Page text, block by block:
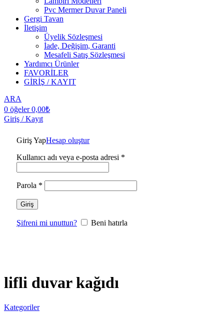
Pvc Mermer Duvar Paneli
Gergi Tavan
İletişim
Üyelik Sözleşmesi
İade, Değişim, Garanti
Mesafeli Satış Sözleşmesi
Yardımcı Ürünler
FAVORİLER
GİRİŞ / KAYIT
ARA
0 öğeler 0,00₺
Giriş / Kayıt
Giriş YapHesap oluştur
Kullanıcı adı veya e-posta adresi *
Parola *
Giriş
Şifreni mi unuttun? Beni hatırla
lifli duvar kağıdı
Kategoriler